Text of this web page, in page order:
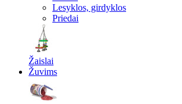
Lesyklos, girdyklos
Priedai
Žaislai
Žuvims